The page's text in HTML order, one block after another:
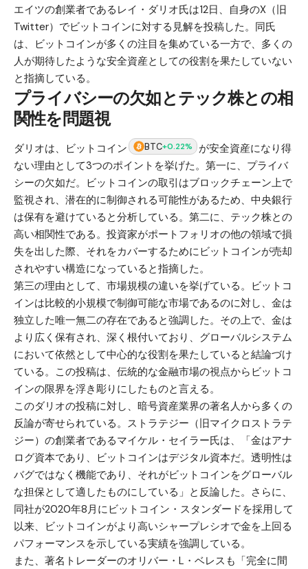
エイツの創業者であるレイ・ダリオ氏は12日、自身のX（旧
Twitter）でビットコインに対する見解を投稿した。同氏
は、ビットコインが多くの注目を集めている一方で、多くの
人が期待したような安全資産としての役割を果たしていない
と指摘している。
プライバシーの欠如とテック株との相
関性を問題視
ダリオは、ビットコイン BTC+0.22%
が安全資産になり得
ない理由として3つのポイントを挙げた。第一に、プライバ
シーの欠如だ。ビットコインの取引はブロックチェーン上で
監視され、潜在的に制御される可能性があるため、中央銀行
は保有を避けていると分析している。第二に、テック株との
高い相関性である。投資家がポートフォリオの他の領域で損
失を出した際、それをカバーするためにビットコインが売却
されやすい構造になっていると指摘した。
第三の理由として、市場規模の違いを挙げている。ビットコ
インは比較的小規模で制御可能な市場であるのに対し、金は
独立した唯一無二の存在であると強調した。その上で、金は
より広く保有され、深く根付いており、グローバルシステム
において依然として中心的な役割を果たしていると結論づけ
ている。この投稿は、伝統的な金融市場の視点からビットコ
インの限界を浮き彫りにしたものと言える。
このダリオの投稿に対し、暗号資産業界の著名人から多くの
反論が寄せられている。ストラテジー（旧マイクロストラテ
ジー）の創業者であるマイケル・セイラー氏は、「金はアナ
ログ資本であり、ビットコインはデジタル資本だ。透明性は
バグではなく機能であり、それがビットコインをグローバル
な担保として適したものにしている」と反論した。さらに、
同社が2020年8月にビットコイン・スタンダードを採用して
以来、ビットコインがより高いシャープレシオで金を上回る
パフォーマンスを示している実績を強調している。
また、著名トレーダーのオリバー・L・ベレスも「完全に間